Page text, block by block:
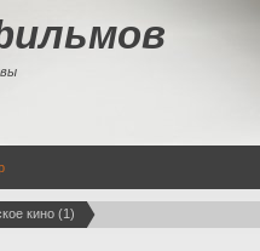
кино (1)